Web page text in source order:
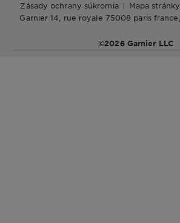
zásady ochrany súkromia
mapa stránky
garnier 14, rue royale 75008 paris france,
©2026 Garnier LLC